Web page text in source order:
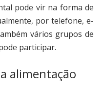
pode vir na forma de
por telefone, e-
vários grupos de
participar.
alimentação